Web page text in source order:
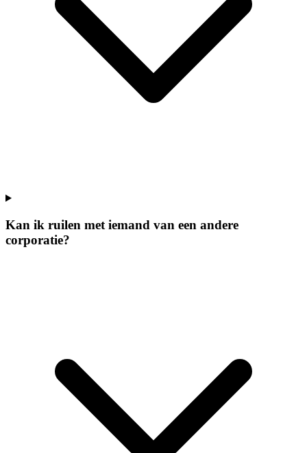
Kan ik ruilen met iemand van een andere
corporatie?